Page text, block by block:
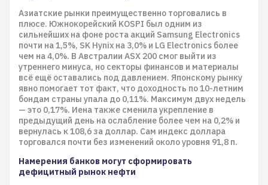
Азиатские рынки преимущественно торговались в
плюсе. Южнокорейский KOSPI был одним из
сильнейших на фоне роста акций Samsung Electronics
почти на 1,5%, SK Hynix на 3,0% и LG Electronics более
чем на 4,0%. В Австралии ASX 200 смог выйти из
утреннего минуса, но секторы финансов и материалы
всё ещё оставались под давлением. Японскому рынку
явно помогает тот факт, что доходность по 10-летним
бондам страны упала до 0,11%. Максимум двух недель
— это 0,17%. Иена также сменила укрепление в
предыдущий день на ослабление более чем на 0,2% и
вернулась к 108,6 за доллар. Сам индекс доллара
торговался почти без изменений около уровня 91,8 п.
Намерения банков могут сформировать
дефицитный рынок нефти